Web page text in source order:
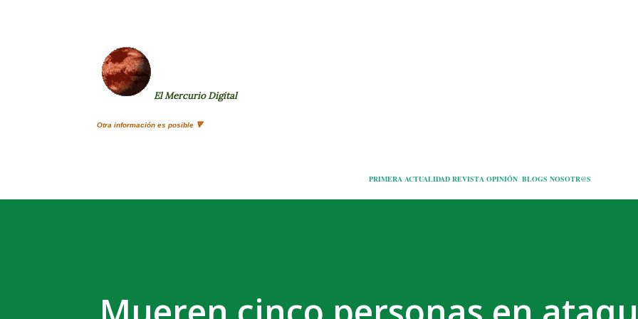
El Mercurio Digital
Otra información es posible 🔻
PRIMERA ACTUALIDAD REVISTA OPINIÓN BLOGS NOSOTR@S